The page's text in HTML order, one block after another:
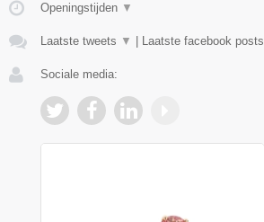
Openingstijden ▼
Laatste tweets ▼ Laatste facebook posts
Sociale media: